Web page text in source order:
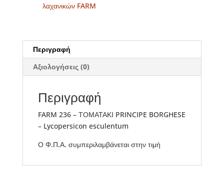
λαχανικών FARM
Περιγραφή
Αξιολογήσεις (0)
Περιγραφή
FARM 236 – ΤΟΜΑΤΑΚΙ PRINCIPE BORGHESE
– Lycopersicon esculentum
Ο Φ.Π.Α. συμπεριλαμβάνεται στην τιμή